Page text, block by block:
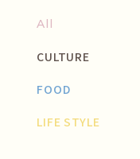
All
CULTURE
FOOD
LIFE STYLE